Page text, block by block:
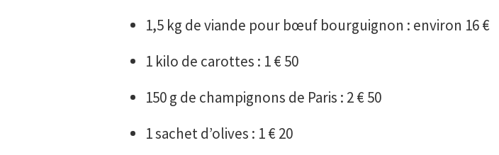
1,5 kg de viande pour bœuf bourguignon : environ 16 €
1 kilo de carottes : 1 € 50
150 g de champignons de Paris : 2 € 50
1 sachet d’olives : 1 € 20